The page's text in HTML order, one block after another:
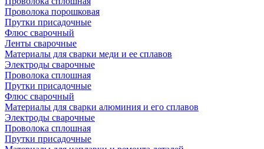
Проволока порошковая
Прутки присадочные
Флюс сварочный
Ленты сварочные
Материалы для сварки меди и ее сплавов
Электроды сварочные
Проволока сплошная
Прутки присадочные
Флюс сварочный
Материалы для сварки алюминия и его сплавов
Электроды сварочные
Проволока сплошная
Прутки присадочные